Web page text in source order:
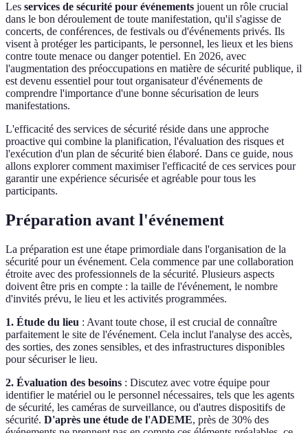
Les services de sécurité pour événements jouent un rôle crucial
dans le bon déroulement de toute manifestation, qu'il s'agisse de
concerts, de conférences, de festivals ou d'événements privés. Ils
visent à protéger les participants, le personnel, les lieux et les biens
contre toute menace ou danger potentiel. En 2026, avec
l'augmentation des préoccupations en matière de sécurité publique, il
est devenu essentiel pour tout organisateur d'événements de
comprendre l'importance d'une bonne sécurisation de leurs
manifestations.
L'efficacité des services de sécurité réside dans une approche
proactive qui combine la planification, l'évaluation des risques et
l'exécution d'un plan de sécurité bien élaboré. Dans ce guide, nous
allons explorer comment maximiser l'efficacité de ces services pour
garantir une expérience sécurisée et agréable pour tous les
participants.
Préparation avant l'événement
La préparation est une étape primordiale dans l'organisation de la
sécurité pour un événement. Cela commence par une collaboration
étroite avec des professionnels de la sécurité. Plusieurs aspects
doivent être pris en compte : la taille de l'événement, le nombre
d'invités prévu, le lieu et les activités programmées.
1. Étude du lieu : Avant toute chose, il est crucial de connaître
parfaitement le site de l'événement. Cela inclut l'analyse des accès,
des sorties, des zones sensibles, et des infrastructures disponibles
pour sécuriser le lieu.
2. Évaluation des besoins : Discutez avec votre équipe pour
identifier le matériel ou le personnel nécessaires, tels que les agents
de sécurité, les caméras de surveillance, ou d'autres dispositifs de
sécurité. D'après une étude de l'ADEME, près de 30% des